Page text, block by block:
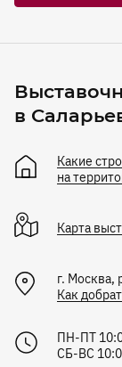
в
Какие
на
Карта
г.
Как
ПН-ПТ
СБ-ВС